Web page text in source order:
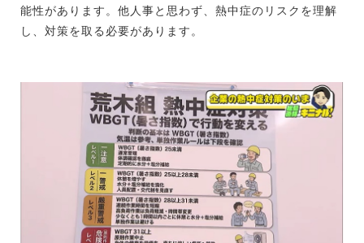
能性があります。他人事と思わず、熱中症のリスクを理解
し、対策を取る必要があります。